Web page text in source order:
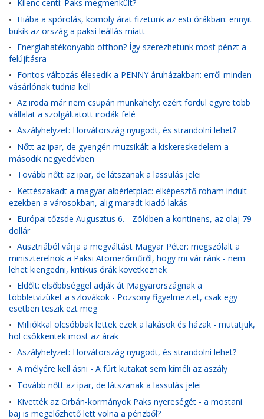
• Kilenc centi: Paks megmenkült?
• Hiába a spórolás, komoly árat fizetünk az esti órákban: ennyit
bukik az ország a paksi leállás miatt
• Energiahatékonyabb otthon? Így szerezhetünk most pénzt a
felújításra
• Fontos változás élesedik a PENNY áruházakban: erről minden
vásárlónak tudnia kell
• Az iroda már nem csupán munkahely: ezért fordul egyre több
vállalat a szolgáltatott irodák felé
• Aszályhelyzet: Horvátország nyugodt, és strandolni lehet?
• Nőtt az ipar, de gyengén muzsikált a kiskereskedelem a
második negyedévben
• Tovább nőtt az ipar, de látszanak a lassulás jelei
• Kettészakadt a magyar albérletpiac: elképesztő roham indult
ezekben a városokban, alig maradt kiadó lakás
• Európai tőzsde Augusztus 6. - Zöldben a kontinens, az olaj 79
dollár
• Ausztriából várja a megváltást Magyar Péter: megszólalt a
miniszterelnök a Paksi Atomerőműről, hogy mi vár ránk - nem
lehet kiengedni, kritikus órák következnek
• Eldőlt: elsőbbséggel adják át Magyarországnak a
többletvizüket a szlovákok - Pozsony figyelmeztet, csak egy
esetben teszik ezt meg
• Milliókkal olcsóbbak lettek ezek a lakások és házak - mutatjuk,
hol csökkentek most az árak
• Aszályhelyzet: Horvátország nyugodt, és strandolni lehet?
• A mélyére kell ásni - A fúrt kutakat sem kíméli az aszály
• Tovább nőtt az ipar, de látszanak a lassulás jelei
• Kivették az Orbán-kormányok Paks nyereségét - a mostani
baj is megelőzhető lett volna a pénzből?